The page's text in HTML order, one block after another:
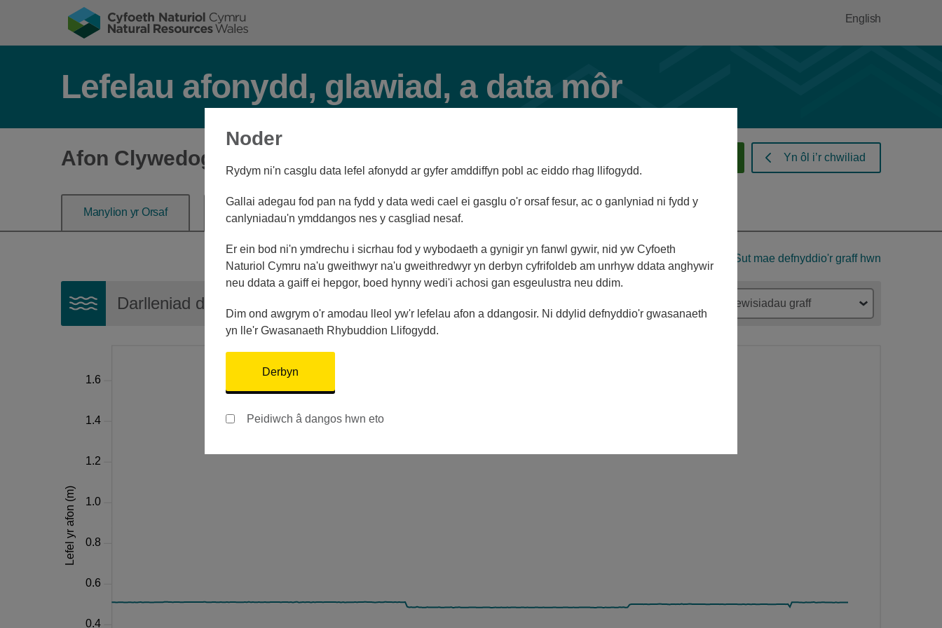
English
Lefelau afonydd, glawiad, a data môr
Afon Clywedog ym Mryntail Yn ôl i’r chwiliad
Manylion yr Orsaf Lefel yr afon Llywiwr Gorsafoedd
Sut mae defnyddio'r graff hwn
Darlleniad diweddaraf: Dewisiadau graff
Noder
Rydym ni'n casglu data lefel afonydd ar gyfer amddiffyn pobl ac eiddo rhag llifogydd.
Gallai adegau fod pan na fydd y data wedi cael ei gasglu o'r orsaf fesur, ac o ganlyniad ni fydd y
canlyniadau'n ymddangos nes y casgliad nesaf.
Er ein bod ni'n ymdrechu i sicrhau fod y wybodaeth a gynigir yn fanwl gywir, nid yw Cyfoeth
Naturiol Cymru na'u gweithwyr na'u gweithredwyr yn derbyn cyfrifoldeb am unrhyw ddata anghywir
neu ddata a gaiff ei hepgor, boed hynny wedi'i achosi gan esgeulustra neu ddim.
Dim ond awgrym o'r amodau lleol yw'r lefelau afon a ddangosir. Ni ddylid defnyddio'r gwasanaeth
yn lle'r Gwasanaeth Rhybuddion Llifogydd.
Derbyn
Peidiwch â dangos hwn eto